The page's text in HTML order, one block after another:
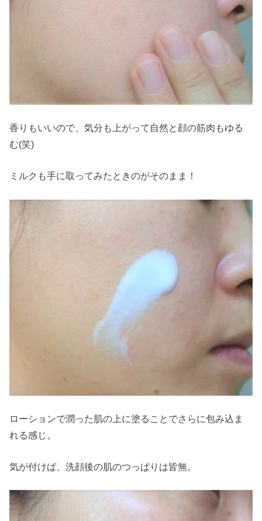
香りもいいので、気分も上がって自然と顔の筋肉もゆる
む(笑)
ミルクも手に取ってみたときのがそのまま！
ローションで潤った肌の上に塗ることでさらに包み込ま
れる感じ。
気が付けば、洗顔後の肌のつっぱりは皆無。